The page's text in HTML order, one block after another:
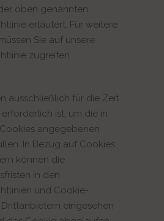
oben genannten
erläutert. Für weitere
Sie auf unsere
zugreifen.
ausschließlich für die Zeit
ist, um die in
angegebenen
In Bezug auf Cookies
können die
in den
und Cookie-
eingesehen